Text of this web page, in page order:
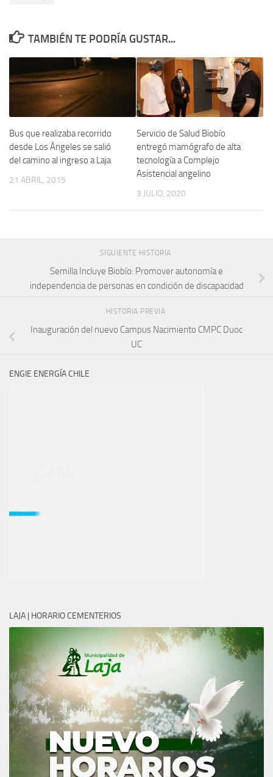
TAMBIÉN TE PODRÍA GUSTAR...
Bus que realizaba recorrido
desde Los Ángeles se salió
del camino al ingreso a Laja
21 ABRIL, 2015
Servicio de Salud Biobío
entregó mamógrafo de alta
tecnología a Complejo
Asistencial angelino
3 JULIO, 2020
SIGUIENTE HISTORIA
Semilla Incluye Biobío: Promover autonomía e
independencia de personas en condición de discapacidad
HISTORIA PREVIA
Inauguración del nuevo Campus Nacimiento CMPC Duoc
UC
ENGIE ENERGÍA CHILE
LAJA | HORARIO CEMENTERIOS